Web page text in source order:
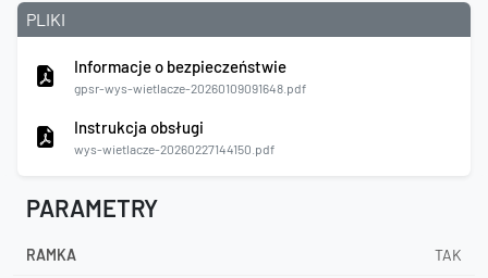
PLIKI
Informacje o bezpieczeństwie
gpsr-wys-wietlacze-20260109091648.pdf
Instrukcja obsługi
wys-wietlacze-20260227144150.pdf
PARAMETRY
RAMKA TAK